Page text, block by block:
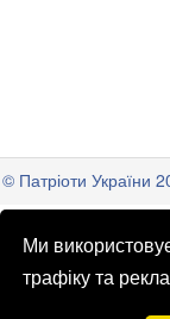
Ми
трафіку та
© Патріоти України